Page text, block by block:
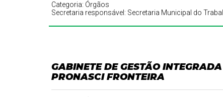
Categoria: Órgãos
Secretaria responsável: Secretaria Municipal do
GABINETE DE GESTÃO
PRONASCI FRONTEIRA